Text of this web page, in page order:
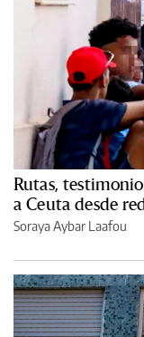
Rutas,
a Ceuta desde
Soraya Aybar Laafou